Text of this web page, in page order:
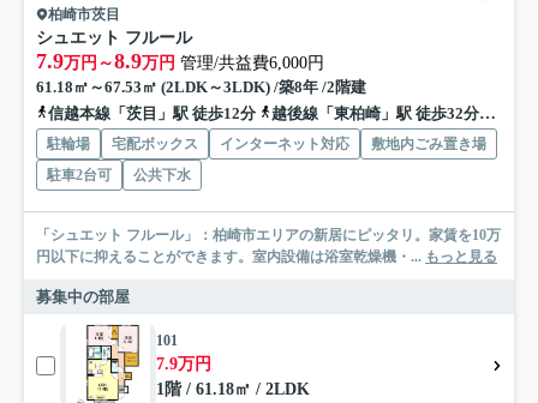
柏崎市茨目
シュエット フルール
7.9万円～8.9万円 管理/共益費6,000円
61.18㎡～67.53㎡ (2LDK～3LDK) /築8年 /2階建
信越本線「茨目」駅 徒歩12分
越後線「東柏崎」駅 徒歩32分車9分 3.7km
駐輪場 宅配ボックス インターネット対応
敷地内ごみ置き場
駐車2台可
公共下水
「シュエット フルール」：柏崎市エリアの新居にピッタリ。家賃を10万
円以下に抑えることができます。室内設備は浴室乾燥機・... もっと見る
募集中の部屋
101
7.9万円
1階 / 61.18㎡ / 2LDK